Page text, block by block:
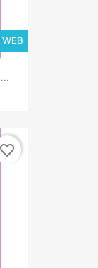
favorite_border